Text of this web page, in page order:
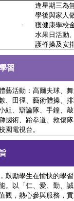
:
逢星期三為
學後與家人
獲健康學校
水果日活動
護脊操及安
習
藝活動：高爾夫球、
、田徑、藝術體操、排
組、辯論隊、手鐘、
國術、跆拳道、救傷
園電視台。
鼓勵學生在愉快的學
。以「仁、愛、勤、
觀，熱心參與服務，